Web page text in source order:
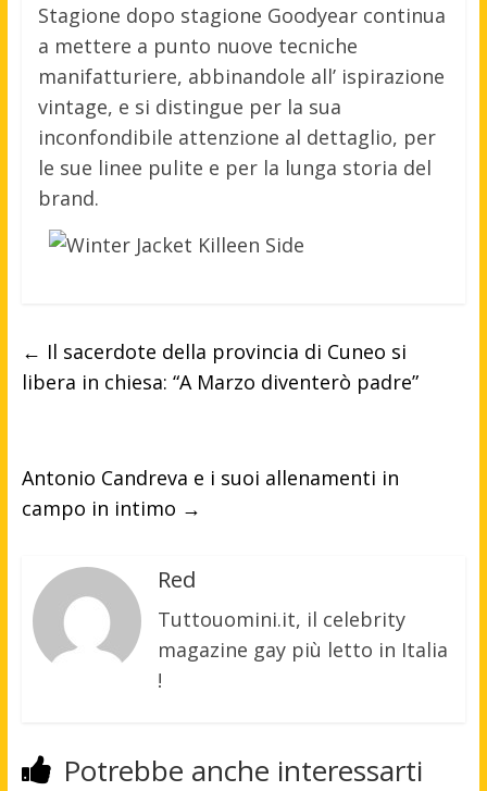
Stagione dopo stagione Goodyear continua
a mettere a punto nuove tecniche
manifatturiere, abbinandole all’ ispirazione
vintage, e si distingue per la sua
inconfondibile attenzione al dettaglio, per
le sue linee pulite e per la lunga storia del
brand.
← Il sacerdote della provincia di Cuneo si
libera in chiesa: “A Marzo diventerò padre”
Antonio Candreva e i suoi allenamenti in
campo in intimo →
Red
Tuttouomini.it, il celebrity
magazine gay più letto in Italia
!
Potrebbe anche interessarti